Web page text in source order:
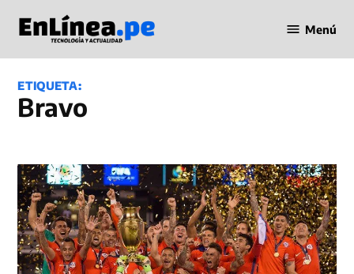
contenido
en Línea
Menú
ETIQUETA:
Bravo